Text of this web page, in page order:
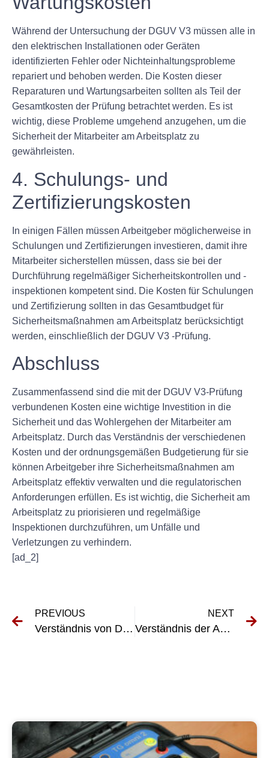
Während der Untersuchung der DGUV V3 müssen alle in
den elektrischen Installationen oder Geräten
identifizierten Fehler oder Nichteinhaltungsprobleme
repariert und behoben werden. Die Kosten dieser
Reparaturen und Wartungsarbeiten sollten als Teil der
Gesamtkosten der Prüfung betrachtet werden. Es ist
wichtig, diese Probleme umgehend anzugehen, um die
Sicherheit der Mitarbeiter am Arbeitsplatz zu
gewährleisten.
4. Schulungs- und
Zertifizierungskosten
In einigen Fällen müssen Arbeitgeber möglicherweise in
Schulungen und Zertifizierungen investieren, damit ihre
Mitarbeiter sicherstellen müssen, dass sie bei der
Durchführung regelmäßiger Sicherheitskontrollen und -
inspektionen kompetent sind. Die Kosten für Schulungen
und Zertifizierung sollten in das Gesamtbudget für
Sicherheitsmaßnahmen am Arbeitsplatz berücksichtigt
werden, einschließlich der DGUV V3 -Prüfung.
Abschluss
Zusammenfassend sind die mit der DGUV V3-Prüfung
verbundenen Kosten eine wichtige Investition in die
Sicherheit und das Wohlergehen der Mitarbeiter am
Arbeitsplatz. Durch das Verständnis der verschiedenen
Kosten und der ordnungsgemäßen Budgetierung für sie
können Arbeitgeber ihre Sicherheitsmaßnahmen am
Arbeitsplatz effektiv verwalten und die regulatorischen
Anforderungen erfüllen. Es ist wichtig, die Sicherheit am
Arbeitsplatz zu priorisieren und regelmäßige
Inspektionen durchzuführen, um Unfälle und
Verletzungen zu verhindern.
[ad_2]
PREVIOUS
Verständnis von DGUV Vorschrift 3: Elektrische Systeme und Betriebsgeräte
NEXT
Verständnis der Anforderungen von VDE 100-600 in elektrischen Installationen